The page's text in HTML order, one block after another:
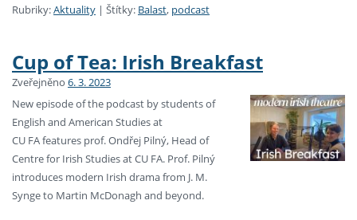
Rubriky:Aktuality | Štítky: Balast, podcast
Cup of Tea: Irish Breakfast
Zveřejněno 6. 3. 2023
New episode of the podcast by students of
English and American Studies at
CU FA features prof. Ondřej Pilný, Head of
Centre for Irish Studies at CU FA. Prof. Pilný
introduces modern Irish drama from J. M.
Synge to Martin McDonagh and beyond.